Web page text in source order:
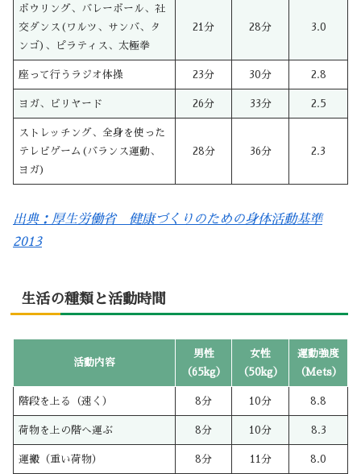
ボウリング、バレーボール、社
交ダンス(ワルツ、サンバ、タ
ンゴ)、ピラティス、太極拳
21分 28分 3.0
座って行うラジオ体操 23分 30分 2.8
ヨガ、ビリヤード 26分 33分 2.5
ストレッチング、全身を使った
テレビゲーム(バランス運動、
ヨガ)
28分 36分 2.3
出典：厚生労働省 健康づくりのための身体活動基準
2013
生活の種類と活動時間
活動内容
男性
（65kg）
女性
（50kg）
運動強度
（Mets）
階段を上る（速く） 8分 10分 8.8
荷物を上の階へ運ぶ 8分 10分 8.3
運搬（重い荷物） 8分 11分 8.0